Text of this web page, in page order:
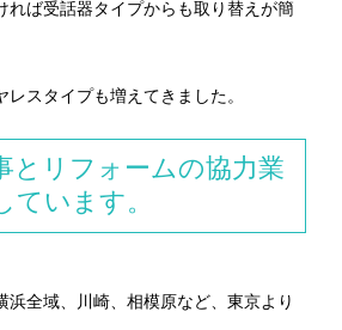
れば受話器タイプからも取り替えが簡
スタイプも増えてきました。
とリフォームの協力業
ています。
浜全域、川崎、相模原など、東京より